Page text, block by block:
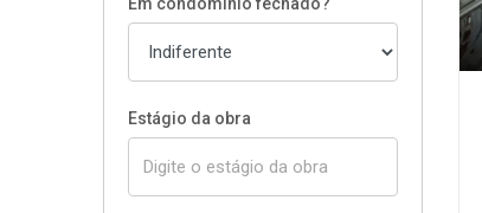
Estágio da obra